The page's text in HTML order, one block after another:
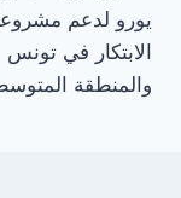
يورو لدعم
الابتكار في تونس
والمنطقة